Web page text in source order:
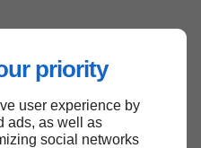
priority
user experience by
ads, as well as
social networks
page